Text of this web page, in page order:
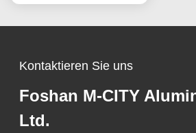
Kontaktieren Sie uns
Foshan M-CITY
Ltd.